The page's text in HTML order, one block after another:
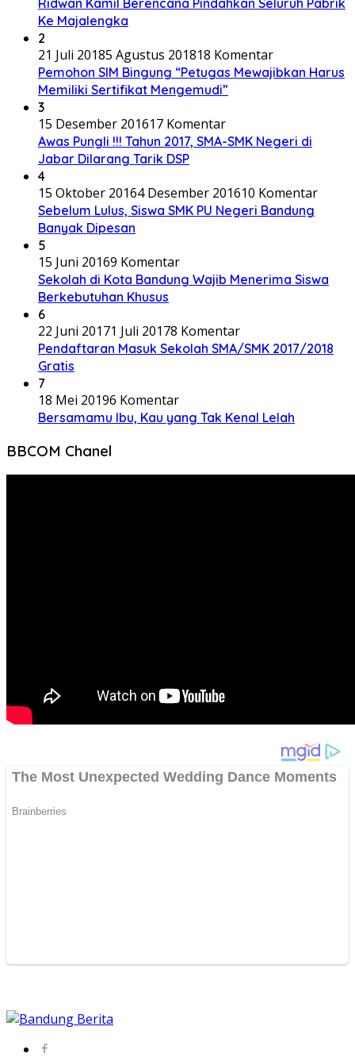
Ke Majalengka
2
21 Juli 20185 Agustus 201818 Komentar
Pemohon SIM Bingung “Petugas Mewajibkan Harus
Memiliki Sertifikat Mengemudi”
3
15 Desember 201617 Komentar
Awas Pungli !!! Tahun 2017, SMA-SMK Negeri di
Jabar Dilarang Tarik DSP
4
15 Oktober 20164 Desember 201610 Komentar
Sebelum Lulus, Siswa SMK PU Negeri Bandung
Banyak Dipesan
5
15 Juni 20169 Komentar
Sekolah di Kota Bandung Wajib Menerima Siswa
Berkebutuhan Khusus
6
22 Juni 20171 Juli 20178 Komentar
Pendaftaran Masuk Sekolah SMA/SMK 2017/2018
Gratis
7
18 Mei 20196 Komentar
Bersamamu Ibu, Kau yang Tak Kenal Lelah
BBCOM Chanel